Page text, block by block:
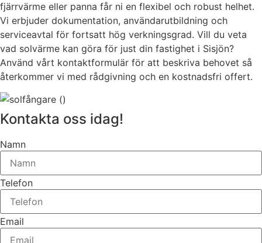
fjärrvärme eller panna får ni en flexibel och robust helhet.
Vi erbjuder dokumentation, användarutbildning och
serviceavtal för fortsatt hög verkningsgrad. Vill du veta
vad solvärme kan göra för just din fastighet i Sisjön?
Använd vårt kontaktformulär för att beskriva behovet så
återkommer vi med rådgivning och en kostnadsfri offert.
Kontakta oss idag!
Namn
Telefon
Email